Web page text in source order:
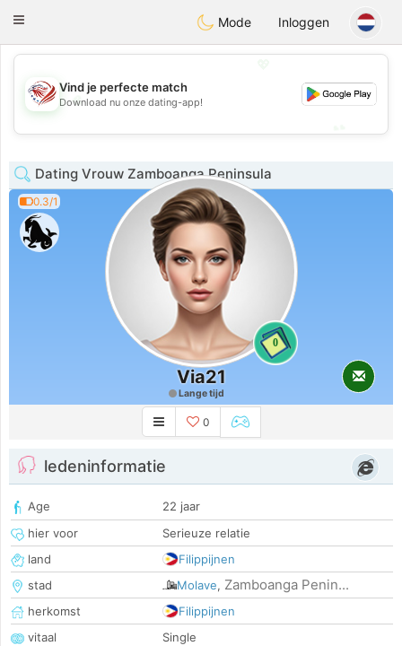
StatesDating
Toggle
Mode Inloggen
💕
Vind je perfecte match
Download nu onze dating-app!
Dating Vrouw Zamboanga Peninsula
0.3/1
0
Via21
Lange tijd
0
ledeninformatie
Age
22 jaar
hier voor
Serieuze relatie
land
Filippijnen
stad
Molave, Zamboanga Penin...
herkomst
Filippijnen
vitaal
Single